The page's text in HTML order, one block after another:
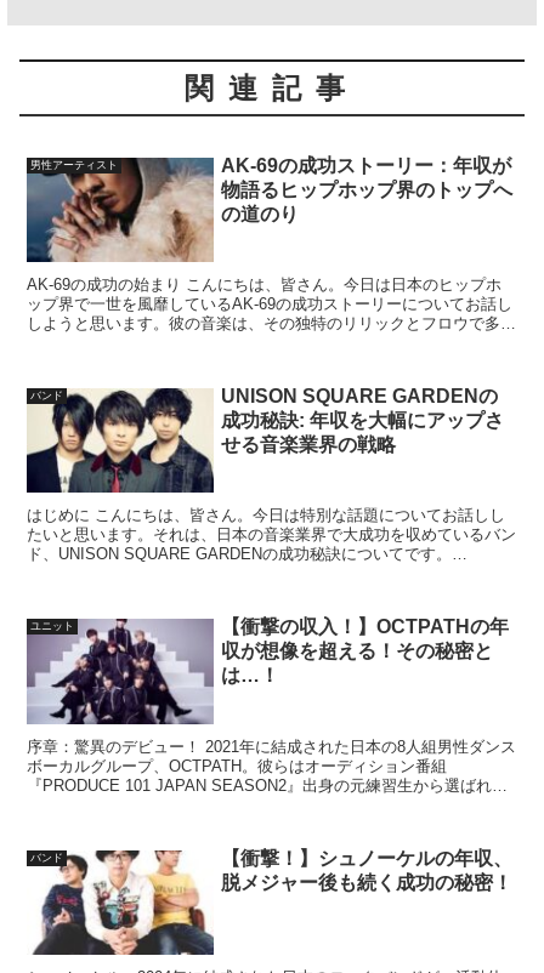
関連記事
男性アーティスト
AK-69の成功ストーリー：年収が
物語るヒップホップ界のトップへ
の道のり
AK-69の成功の始まり こんにちは、皆さん。今日は日本のヒップホ
ップ界で一世を風靡しているAK-69の成功ストーリーについてお話し
しようと思います。彼の音楽は、その独特のリリックとフロウで多く
バンド
UNISON SQUARE GARDENの
成功秘訣: 年収を大幅にアップさ
せる音楽業界の戦略
はじめに こんにちは、皆さん。今日は特別な話題についてお話しし
たいと思います。それは、日本の音楽業界で大成功を収めているバン
ド、UNISON SQUARE GARDENの成功秘訣についてです。
ユニット
【衝撃の収入！】OCTPATHの年
収が想像を超える！その秘密と
は…！
序章：驚異のデビュー！ 2021年に結成された日本の8人組男性ダンス
ボーカルグループ、OCTPATH。彼らはオーディション番組
『PRODUCE 101 JAPAN SEASON2』出身の元練習生から選ばれ、
バンド
【衝撃！】シュノーケルの年収、
脱メジャー後も続く成功の秘密！